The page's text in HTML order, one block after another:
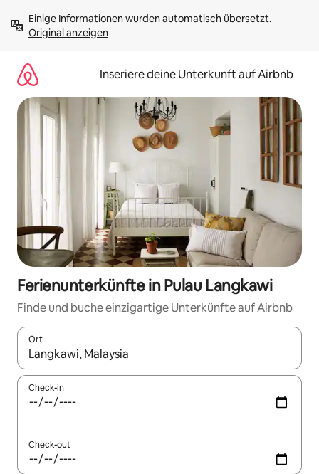
Inhalten
springenOriginal anzeigen
Inseriere deine Unterkunft auf Airbnb
Ferienunterkünfte in Pulau Langkawi
Finde und buche einzigartige Unterkünfte auf Airbnb
Ort
Wenn Ergebnisse verfügbar sind, navigiere mit den
Check-in
Check-out